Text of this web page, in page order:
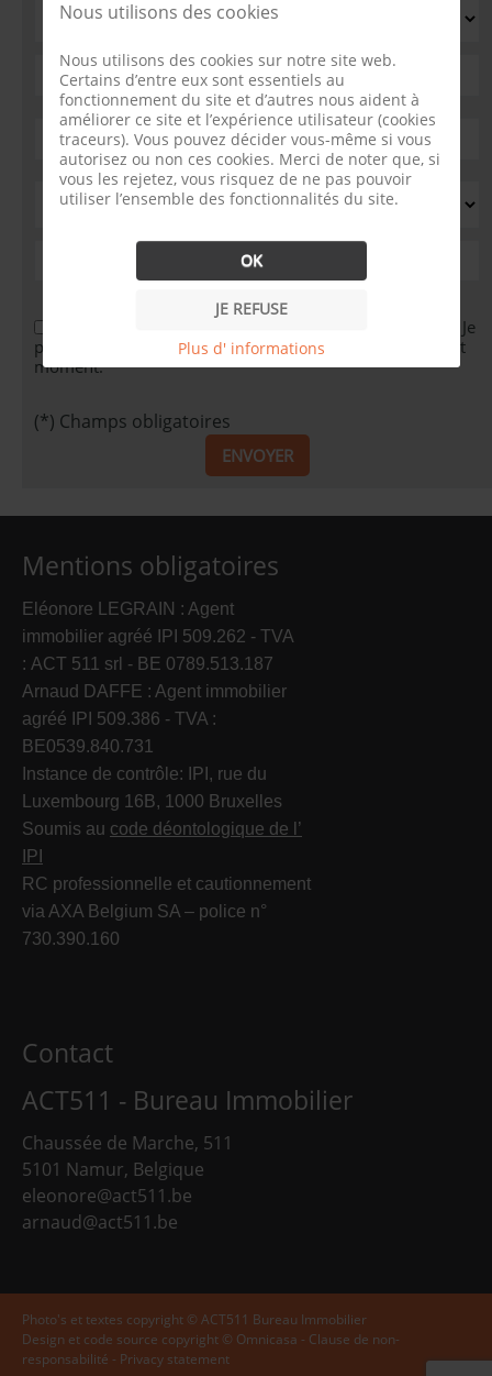
J'accepte que vous traitiez mes données personnelles. Je
peux faire modifier ou supprimer ces informations à tout
moment.
(*) Champs obligatoires
ENVOYER
Mentions obligatoires
Eléonore LEGRAIN : Agent
immobilier agréé IPI 509.262 - TVA
: ACT 511 srl - BE 0789.513.187
Arnaud DAFFE : Agent immobilier
agréé IPI 509.386 - TVA :
BE0539.840.731
Instance de contrôle: IPI, rue du
Luxembourg 16B, 1000 Bruxelles
Soumis au code déontologique de l’
IPI
RC professionnelle et cautionnement
via AXA Belgium SA – police n°
730.390.160
Contact
ACT511 - Bureau Immobilier
Chaussée de Marche, 511
5101 Namur, Belgique
eleonore@act511.be
arnaud@act511.be
Photo's et textes copyright © ACT511 Bureau Immobilier
Design et code source copyright © Omnicasa - Clause de non-
responsabilité - Privacy statement
Nous utilisons des cookies
Nous utilisons des cookies sur notre site web.
Certains d’entre eux sont essentiels au
fonctionnement du site et d’autres nous aident à
améliorer ce site et l’expérience utilisateur (cookies
traceurs). Vous pouvez décider vous-même si vous
autorisez ou non ces cookies. Merci de noter que, si
vous les rejetez, vous risquez de ne pas pouvoir
utiliser l’ensemble des fonctionnalités du site.
OK
JE REFUSE
Plus d' informations